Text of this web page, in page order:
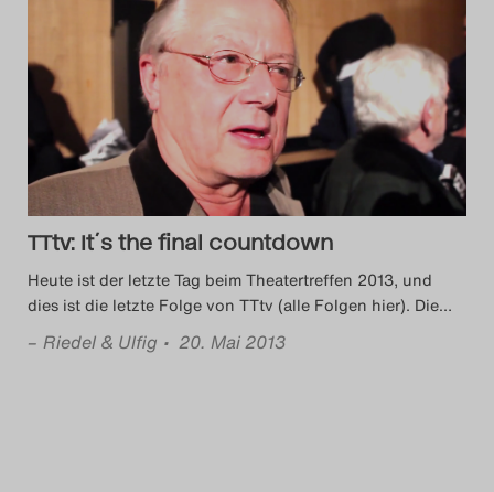
TTtv: It´s the final countdown
Heute ist der letzte Tag beim Theatertreffen 2013, und
dies ist die letzte Folge von TTtv (alle Folgen hier). Die…
– Riedel & Ulfig • 20. Mai 2013